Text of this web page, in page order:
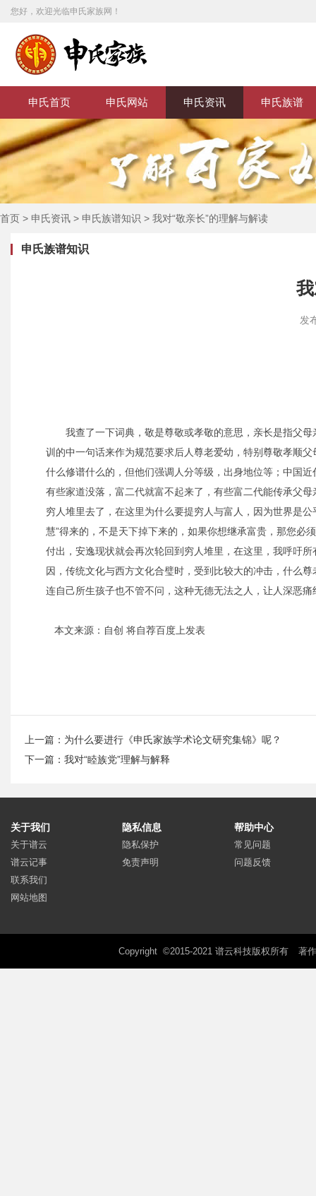
您好，欢迎光临申氏家族网！
申氏首页 申氏网站 申氏资讯 申氏族谱
首页 > 申氏资讯 > 申氏族谱知识 > 我对“敬亲长”的理解与解读
申氏族谱知识
发
我查了一下词典，敬是尊敬或孝敬的意思，亲长是指父
训的中一句话来作为规范要求后人尊老爱幼，特别尊敬孝顺
什么修谱什么的，但他们强调人分等级，出身地位等；中国
有些家道没落，富二代就富不起来了，有些富二代能传承父
穷人堆里去了，在这里为什么要提穷人与富人，因为世界是
慧”得来的，不是天下掉下来的，如果你想继承富贵，那您必
付出，安逸现状就会再次轮回到穷人堆里，在这里，我呼吁
因，传统文化与西方文化合璧时，受到比较大的冲击，什么
连自己所生孩子也不管不问，这种无德无法之人，让人深恶
本文来源：自创 将自荐百度上发表
上一篇： 为什么要进行《申氏家族学术论文研究集锦》呢？
下一篇： 我对“睦族党”理解与解释
关于我们
关于谱云
谱云记事
联系我们
网站地图
隐私信息
隐私保护
免责声明
帮助中心
常见问题
问题反馈
Copyright ©2015-2021 谱云科技版权所有 著